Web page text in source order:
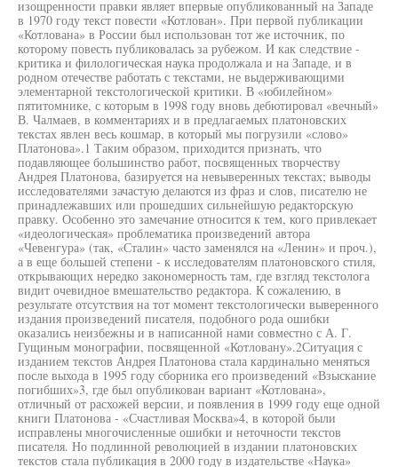
изощренности правки являет впервые опубликованный на Западе
в 1970 году текст повести «Котлован». При первой публикации
«Котлована» в России был использован тот же источник, по
которому повесть публиковалась за рубежом. И как следствие -
критика и филологическая наука продолжала и на Западе, и в
родном отечестве работать с текстами, не выдерживающими
элементарной текстологической критики. В «юбилейном»
пятитомнике, с которым в 1998 году вновь дебютировал «вечный»
В. Чалмаев, в комментариях и в предлагаемых платоновских
текстах явлен весь кошмар, в который мы погрузили «слово»
Платонова».1 Таким образом, приходится признать, что
подавляющее большинство работ, посвященных творчеству
Андрея Платонова, базируется на невыверенных текстах; выводы
исследователями зачастую делаются из фраз и слов, писателю не
принадлежавших или прошедших сильнейшую редакторскую
правку. Особенно это замечание относится к тем, кого привлекает
«идеологическая» проблематика произведений автора
«Чевенгура» (так, «Сталин» часто заменялся на «Ленин» и проч.),
а в еще большей степени - к исследователям платоновского стиля,
открывающих нередко закономерность там, где взгляд текстолога
видит очевидное вмешательство редактора. К сожалению, в
результате отсутствия на тот момент текстологически выверенного
издания произведений писателя, подобного рода ошибки
оказались неизбежны и в написанной нами совместно с А. Г.
Гущиным монографии, посвященной «Котловану».2Ситуация с
изданием текстов Андрея Платонова стала кардинально меняться
после выхода в 1995 году сборника его произведений «Взыскание
погибших»3, где был опубликован вариант «Котлована»,
отличный от расхожей версии, и появления в 1999 году еще одной
книги Платонова - «Счастливая Москва»4, в которой были
исправлены многочисленные ошибки и неточности текстов
писателя. Но подлинной революцией в издании платоновских
текстов стала публикация в 2000 году в издательстве «Наука»